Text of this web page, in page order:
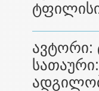
ავტორი: